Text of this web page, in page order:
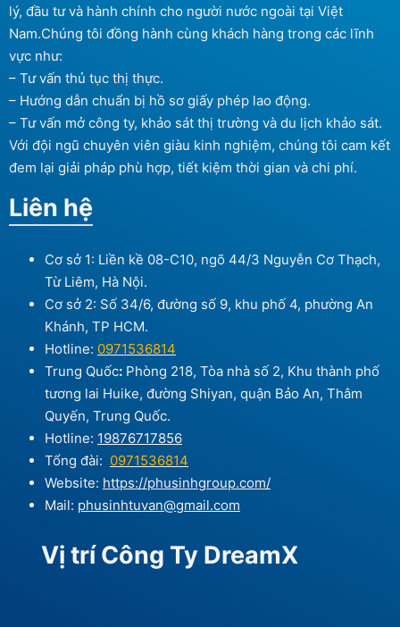
lý, đầu tư và hành chính cho người nước ngoài tại Việt
Nam.Chúng tôi đồng hành cùng khách hàng trong các lĩnh
vực như:
– Tư vấn thủ tục thị thực.
– Hướng dẫn chuẩn bị hồ sơ giấy phép lao động.
– Tư vấn mở công ty, khảo sát thị trường và du lịch khảo sát.
Với đội ngũ chuyên viên giàu kinh nghiệm, chúng tôi cam kết
đem lại giải pháp phù hợp, tiết kiệm thời gian và chi phí.
Liên hệ
Cơ sở 1: Liền kề 08-C10, ngõ 44/3 Nguyễn Cơ Thạch,
Từ Liêm, Hà Nội.
Cơ sở 2: Số 34/6, đường số 9, khu phố 4, phường An
Khánh, TP HCM.
Hotline: 0971536814
Trung Quốc: Phòng 218, Tòa nhà số 2, Khu thành phố
tương lai Huike, đường Shiyan, quận Bảo An, Thâm
Quyến, Trung Quốc.
Hotline: 19876717856
Tổng đài: 0971536814
Website: https://phusinhgroup.com/
Mail: phusinhtuvan@gmail.com
Vị trí Công Ty DreamX